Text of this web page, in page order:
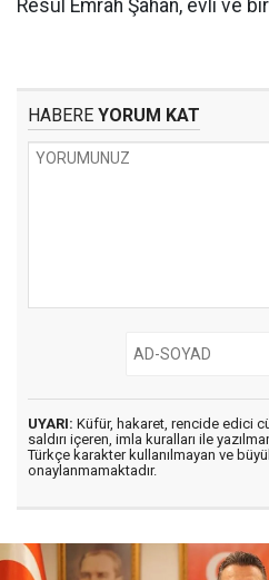
Resul Emrah Şahan, evli ve bir
HABERE YORUM KAT
UYARI: Küfür, hakaret, rencide edici
saldırı içeren, imla kuralları ile
Türkçe karakter kullanılmayan ve
onaylanmamaktadır.